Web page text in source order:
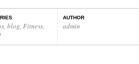
, blog, Fitness,
AUTHOR
admin